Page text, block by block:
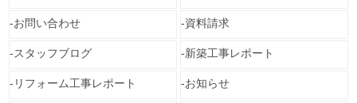
お問い合わせ 資料請求
スタッフブログ 新築工事レポート
リフォーム工事レポート お知らせ